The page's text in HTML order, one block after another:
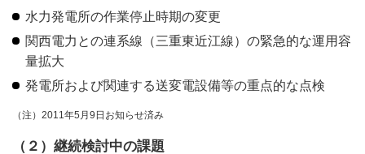
水力発電所の作業停止時期の変更
関西電力との連系線（三重東近江線）の緊急的な運用容
量拡大
発電所および関連する送変電設備等の重点的な点検
（注）2011年5月9日お知らせ済み
（２）継続検討中の課題